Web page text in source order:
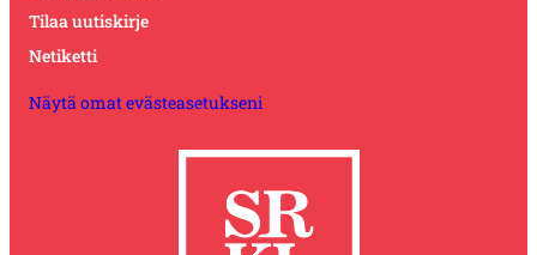
Tilaa uutiskirje
Netiketti
Näytä omat evästeasetukseni